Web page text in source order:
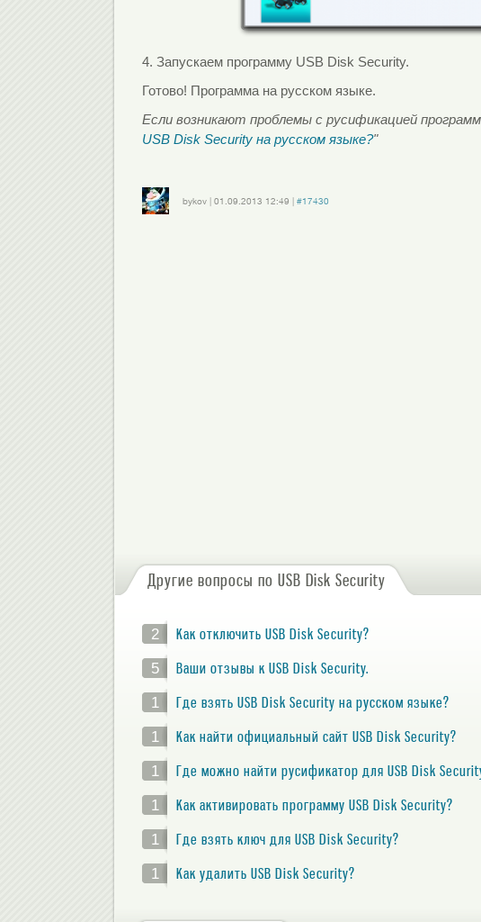
4. Запускаем программу USB Disk Security.
Готово! Программа на русском языке.
Если возникают проблемы с русификацией
USB Disk Security на русском языке?"
bykov| 01.09.2013 12:49
#17430
Другие вопросы по USB Disk Security
2
Как отключить USB Disk Security?
5
Ваши отзывы к USB Disk Security.
1
Где взять USB Disk Security на русском языке?
1
Как найти официальный сайт USB Disk Security?
1
Где можно найти русификатор для USB Disk
1
Как активировать программу USB Disk Security?
1
Где взять ключ для USB Disk Security?
1
Как удалить USB Disk Security?